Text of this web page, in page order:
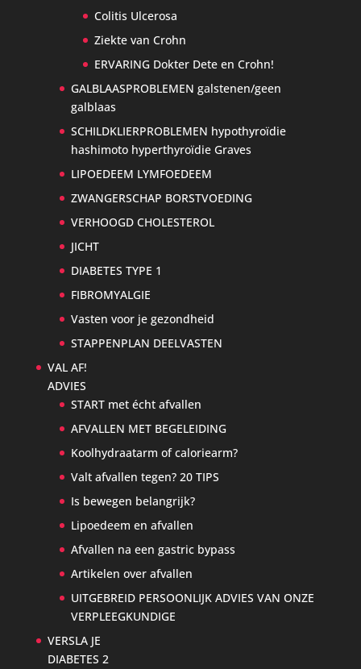
Colitis Ulcerosa
Ziekte van Crohn
ERVARING Dokter Dete en Crohn!
GALBLAASPROBLEMEN galstenen/geen
galblaas
SCHILDKLIERPROBLEMEN hypothyroïdie
hashimoto hyperthyroïdie Graves
LIPOEDEEM LYMFOEDEEM
ZWANGERSCHAP BORSTVOEDING
VERHOOGD CHOLESTEROL
JICHT
DIABETES TYPE 1
FIBROMYALGIE
Vasten voor je gezondheid
STAPPENPLAN DEELVASTEN
VAL AF!
ADVIES
START met écht afvallen
AFVALLEN MET BEGELEIDING
Koolhydraatarm of caloriearm?
Valt afvallen tegen? 20 TIPS
Is bewegen belangrijk?
Lipoedeem en afvallen
Afvallen na een gastric bypass
Artikelen over afvallen
UITGEBREID PERSOONLIJK ADVIES VAN ONZE
VERPLEEGKUNDIGE
VERSLA JE
DIABETES 2